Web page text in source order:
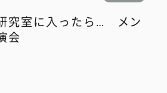
究室に入ったら… メン
会